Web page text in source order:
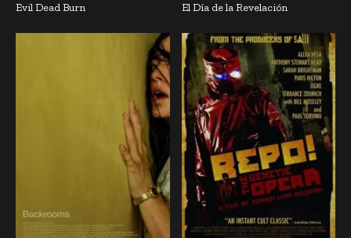
Evil Dead Burn El Día de la Revelación